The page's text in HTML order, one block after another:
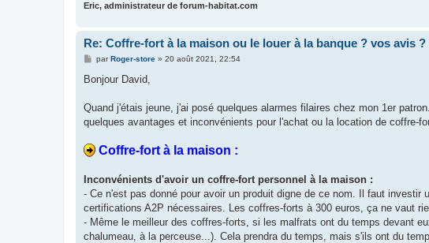
Eric, administrateur de forum-habitat.com
Re: Coffre-fort à la maison ou le louer à la banque ? vos avis ?
M
s
g
parRoger-store» 20 août 2021, 22:54
Bonjour David,
Quand j'étais jeune, j'ai posé quelques alarmes filaires chez mon 1er
quelques avantages et inconvénients pour l'achat ou la location de coffre-
Coffre-fort à la maison :
Inconvénients d'avoir un coffre-fort personnel à la maison :
- Ce n'est pas donné pour avoir un produit digne de ce nom. Il faut
certifications A2P nécessaires. Les coffres-forts à 300 euros, ça ne vaut
- Même le meilleur des coffres-forts, si les malfrats ont du temps devant
chalumeau, à la perceuse...). Cela prendra du temps, mais s'ils ont du